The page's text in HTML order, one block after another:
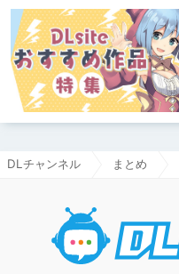
DLチャンネル まとめ